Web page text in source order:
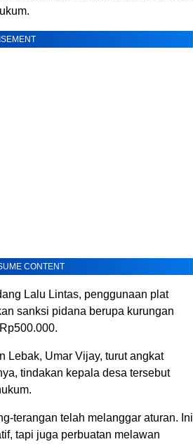
CONTENT
Lalu Lintas, penggunaan plat
sanksi pidana berupa kurungan
Lebak, Umar Vijay, turut angkat
tindakan kepala desa tersebut
terangan telah melanggar aturan. Ini
tapi juga perbuatan melawan